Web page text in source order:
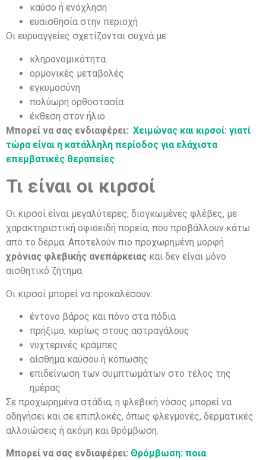
καύσο ή ενόχληση
ευαισθησία στην περιοχή
Οι ευρυαγγείες σχετίζονται συχνά με:
κληρονομικότητα
ορμονικές μεταβολές
εγκυμοσύνη
πολύωρη ορθοστασία
έκθεση στον ήλιο
Μπορεί να σας ενδιαφέρει: Χειμώνας και κιρσοί: γιατί
τώρα είναι η κατάλληλη περίοδος για ελάχιστα
επεμβατικές θεραπείες
Τι είναι οι κιρσοί
Οι κιρσοί είναι μεγαλύτερες, διογκωμένες φλέβες, με
χαρακτηριστική οφιοειδή πορεία, που προβάλλουν κάτω
από το δέρμα. Αποτελούν πιο προχωρημένη μορφή
χρόνιας φλεβικής ανεπάρκειας και δεν είναι μόνο
αισθητικό ζήτημα.
Οι κιρσοί μπορεί να προκαλέσουν:
έντονο βάρος και πόνο στα πόδια
πρήξιμο, κυρίως στους αστραγάλους
νυχτερινές κράμπες
αίσθημα καύσου ή κόπωσης
επιδείνωση των συμπτωμάτων στο τέλος της
ημέρας
Σε προχωρημένα στάδια, η φλεβική νόσος μπορεί να
οδηγήσει και σε επιπλοκές, όπως φλεγμονές, δερματικές
αλλοιώσεις ή ακόμη και θρόμβωση.
Μπορεί να σας ενδιαφέρει: Θρόμβωση: ποια